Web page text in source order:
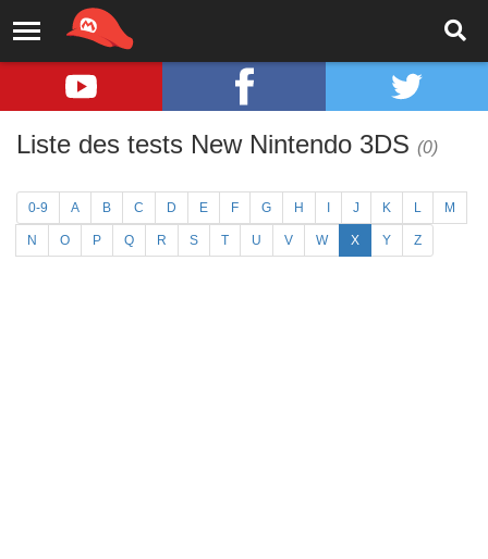
Liste des tests New Nintendo 3DS (0)
0-9 A B C D E F G H J K L M
N O P Q R S T U V W X Y Z